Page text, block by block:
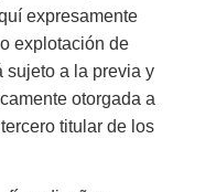
expresamente
explotación de
sujeto a la previa y
otorgada a
titular de los